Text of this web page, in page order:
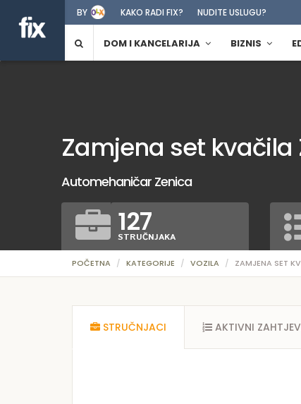
BY KAKO RADI FIX? NUDITE USLUGU?
DOM I KANCELARIJA BIZNIS
POČETNA KATEGORIJE VOZILA ZAMJENA SET
Zamjena set kvačila
Automehaničar Zenica
127
STRUČNJAKA
STRUČNJACI AKTIVNI